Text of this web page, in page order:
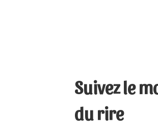
Suivez le
du rire